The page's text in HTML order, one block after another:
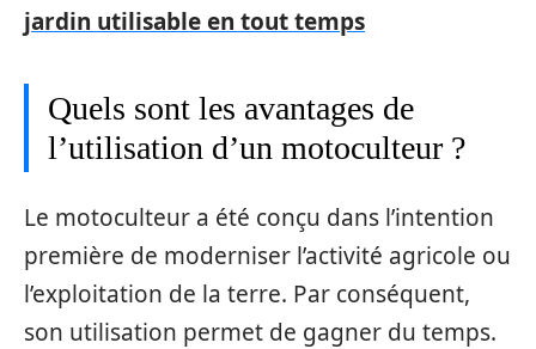
jardin utilisable en tout temps
Quels sont les avantages de
l’utilisation d’un motoculteur ?
Le motoculteur a été conçu dans l’intention
première de moderniser l’activité agricole ou
l’exploitation de la terre. Par conséquent,
son utilisation permet de gagner du temps.